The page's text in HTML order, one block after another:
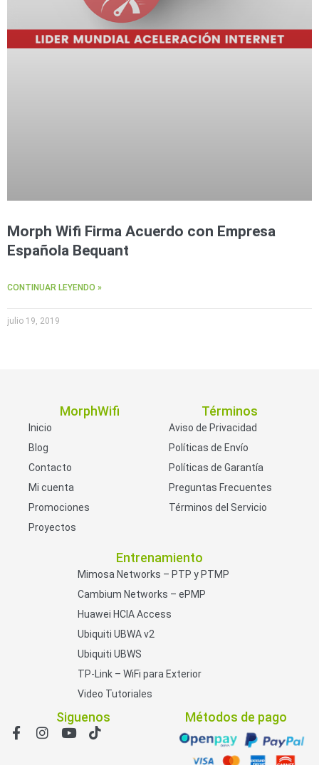
Morph Wifi Firma Acuerdo con Empresa
Española Bequant
CONTINUAR LEYENDO »
julio 19, 2019
MorphWifi
Inicio
Blog
Contacto
Mi cuenta
Promociones
Proyectos
Términos
Aviso de Privacidad
Políticas de Envío
Políticas de Garantía
Preguntas Frecuentes
Términos del Servicio
Entrenamiento
Mimosa Networks – PTP y PTMP
Cambium Networks – ePMP
Huawei HCIA Access
Ubiquiti UBWA v2
Ubiquiti UBWS
TP-Link – WiFi para Exterior
Video Tutoriales
Siguenos Métodos de pago